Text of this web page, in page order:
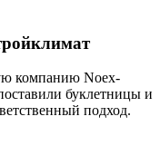
компанию Noex-
буклетницы и
подход.